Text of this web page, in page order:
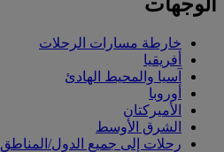
خارطة مسارات الرحلات
أفريقيا
آسيا والمحيط الهادئ
أوروبا
الأميركتان
الشرق الأوسط
رحلات إلى جميع الدول/المناطق